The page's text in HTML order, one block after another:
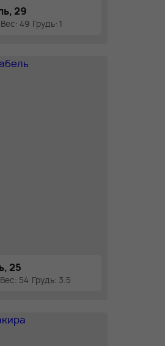
29
Вес: 49 Грудь: 1
25
Вес: 54 Грудь: 3.5